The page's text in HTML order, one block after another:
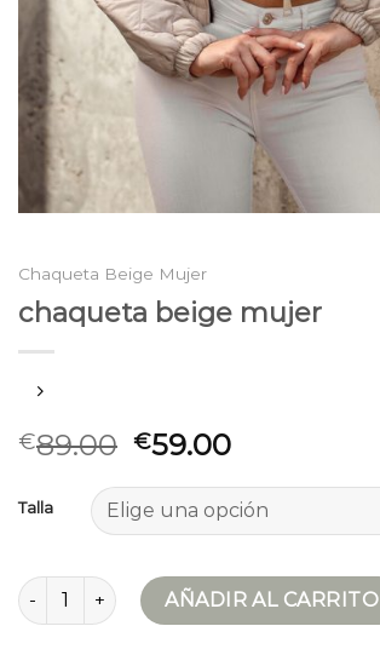
Chaqueta Beige Mujer
chaqueta beige mujer
€89.00 €59.00
Talla
chaqueta beige mujer cantidad
AÑADIR AL CARRITO